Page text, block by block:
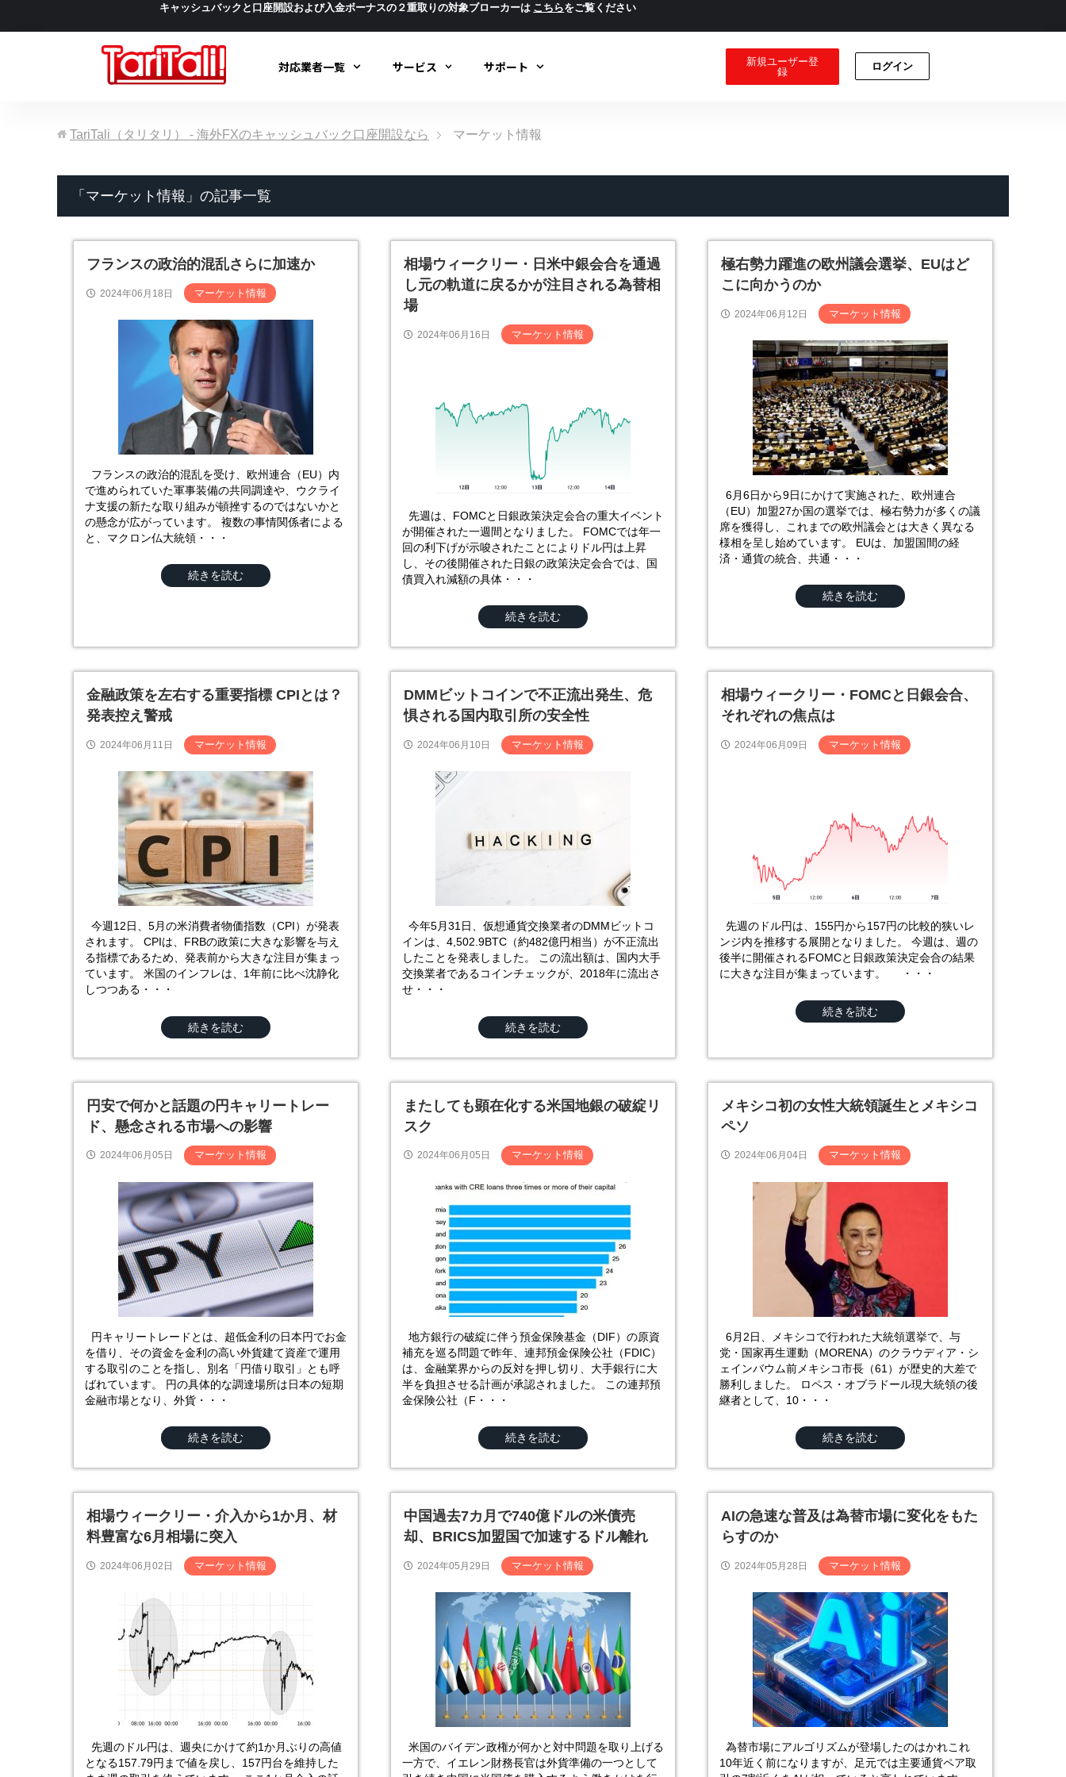
キャッシュバックと口座開設および入金ボーナスの２重取りの対象ブローカーは こちらをご覧ください
対応業者一覧 サービス サポート
新規ユーザー登
録
ログイン
TariTali（タリタリ） - 海外FXのキャッシュバック口座開設なら マーケット情報
「マーケット情報」の記事一覧
フランスの政治的混乱さらに加速か
2024年06月18日 マーケット情報
フランスの政治的混乱を受け、欧州連合（EU）内
で進められていた軍事装備の共同調達や、ウクライ
ナ支援の新たな取り組みが頓挫するのではないかと
の懸念が広がっています。 複数の事情関係者による
と、マクロン仏大統領・・・
続きを読む
相場ウィークリー・日米中銀会合を通過
し元の軌道に戻るかが注目される為替相
場
2024年06月16日 マーケット情報
先週は、FOMCと日銀政策決定会合の重大イベント
が開催された一週間となりました。 FOMCでは年一
回の利下げが示唆されたことによりドル円は上昇
し、その後開催された日銀の政策決定会合では、国
債買入れ減額の具体・・・
続きを読む
極右勢力躍進の欧州議会選挙、EUはど
こに向かうのか
2024年06月12日 マーケット情報
6月6日から9日にかけて実施された、欧州連合
（EU）加盟27か国の選挙では、極右勢力が多くの議
席を獲得し、これまでの欧州議会とは大きく異なる
様相を呈し始めています。 EUは、加盟国間の経
済・通貨の統合、共通・・・
続きを読む
金融政策を左右する重要指標 CPIとは？
発表控え警戒
2024年06月11日 マーケット情報
今週12日、5月の米消費者物価指数（CPI）が発表
されます。 CPIは、FRBの政策に大きな影響を与え
る指標であるため、発表前から大きな注目が集まっ
ています。 米国のインフレは、1年前に比べ沈静化
しつつある・・・
続きを読む
DMMビットコインで不正流出発生、危
惧される国内取引所の安全性
2024年06月10日 マーケット情報
今年5月31日、仮想通貨交換業者のDMMビットコ
インは、4,502.9BTC（約482億円相当）が不正流出
したことを発表しました。 この流出額は、国内大手
交換業者であるコインチェックが、2018年に流出さ
せ・・・
続きを読む
相場ウィークリー・FOMCと日銀会合、
それぞれの焦点は
2024年06月09日 マーケット情報
先週のドル円は、155円から157円の比較的狭いレ
ンジ内を推移する展開となりました。 今週は、週の
後半に開催されるFOMCと日銀政策決定会合の結果
に大きな注目が集まっています。 ・・・
続きを読む
円安で何かと話題の円キャリートレー
ド、懸念される市場への影響
2024年06月05日 マーケット情報
円キャリートレードとは、超低金利の日本円でお金
を借り、その資金を金利の高い外貨建て資産で運用
する取引のことを指し、別名「円借り取引」とも呼
ばれています。 円の具体的な調達場所は日本の短期
金融市場となり、外貨・・・
続きを読む
またしても顕在化する米国地銀の破綻リ
スク
2024年06月05日 マーケット情報
地方銀行の破綻に伴う預金保険基金（DIF）の原資
補充を巡る問題で昨年、連邦預金保険公社（FDIC）
は、金融業界からの反対を押し切り、大手銀行に大
半を負担させる計画が承認されました。 この連邦預
金保険公社（F・・・
続きを読む
メキシコ初の女性大統領誕生とメキシコ
ペソ
2024年06月04日 マーケット情報
6月2日、メキシコで行われた大統領選挙で、与
党・国家再生運動（MORENA）のクラウディア・シ
ェインバウム前メキシコ市長（61）が歴史的大差で
勝利しました。 ロペス・オブラドール現大統領の後
継者として、10・・・
続きを読む
相場ウィークリー・介入から1か月、材
料豊富な6月相場に突入
2024年06月02日 マーケット情報
先週のドル円は、週央にかけて約1か月ぶりの高値
となる157.79円まで値を戻し、157円台を維持した
中国過去7カ月で740億ドルの米債売
却、BRICS加盟国で加速するドル離れ
2024年05月29日 マーケット情報
米国のバイデン政権が何かと対中問題を取り上げる
一方で、イエレン財務長官は外貨準備の一つとして
AIの急速な普及は為替市場に変化をもた
らすのか
2024年05月28日 マーケット情報
為替市場にアルゴリズムが登場したのはかれこれ
10年近く前になりますが、足元では主要通貨ペア取